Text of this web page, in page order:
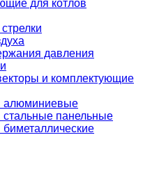
для котлов
давления
и комплектующие
алюминиевые
стальные панельные